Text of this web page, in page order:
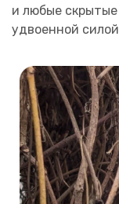
и любые
удвоенной